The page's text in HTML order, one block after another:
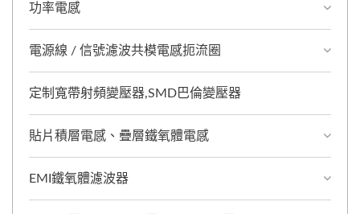
功率電感
電源線 / 信號濾波共模電感扼流圈
定制寬帶射頻變壓器,SMD巴倫變壓器
貼片積層電感、疊層鐵氧體電感
EMI鐵氧體濾波器